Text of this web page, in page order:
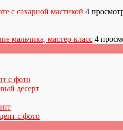
с сахарной мастикой 4
мальчика, мастер-класс 4
с фото
десерт
с фото